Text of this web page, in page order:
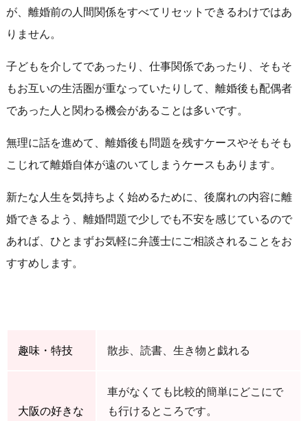
が、離婚前の人間関係をすべてリセットできるわけではあ
りません。
子どもを介してであったり、仕事関係であったり、そもそ
もお互いの生活圏が重なっていたりして、離婚後も配偶者
であった人と関わる機会があることは多いです。
無理に話を進めて、離婚後も問題を残すケースやそもそも
こじれて離婚自体が遠のいてしまうケースもあります。
新たな人生を気持ちよく始めるために、後腐れの内容に離
婚できるよう、離婚問題で少しでも不安を感じているので
あれば、ひとまずお気軽に弁護士にご相談されることをお
すすめします。
趣味・特技 散歩、読書、生き物と戯れる
大阪の好きな
車がなくても比較的簡単にどこにで
も行けるところです。